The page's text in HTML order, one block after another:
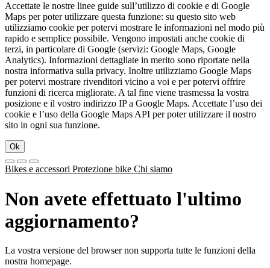
Accettate le nostre linee guide sull’utilizzo di cookie e di Google
Maps per poter utilizzare questa funzione: su questo sito web
utilizziamo cookie per potervi mostrare le informazioni nel modo più
rapido e semplice possibile. Vengono impostati anche cookie di
terzi, in particolare di Google (servizi: Google Maps, Google
Analytics). Informazioni dettagliate in merito sono riportate nella
nostra informativa sulla privacy. Inoltre utilizziamo Google Maps
per potervi mostrare rivenditori vicino a voi e per potervi offrire
funzioni di ricerca migliorate. A tal fine viene trasmessa la vostra
posizione e il vostro indirizzo IP a Google Maps. Accettate l’uso dei
cookie e l’uso della Google Maps API per poter utilizzare il nostro
sito in ogni sua funzione.
Ok
Bikes e accessori Protezione bike Chi siamo
Non avete effettuato l'ultimo
aggiornamento?
La vostra versione del browser non supporta tutte le funzioni della
nostra homepage.